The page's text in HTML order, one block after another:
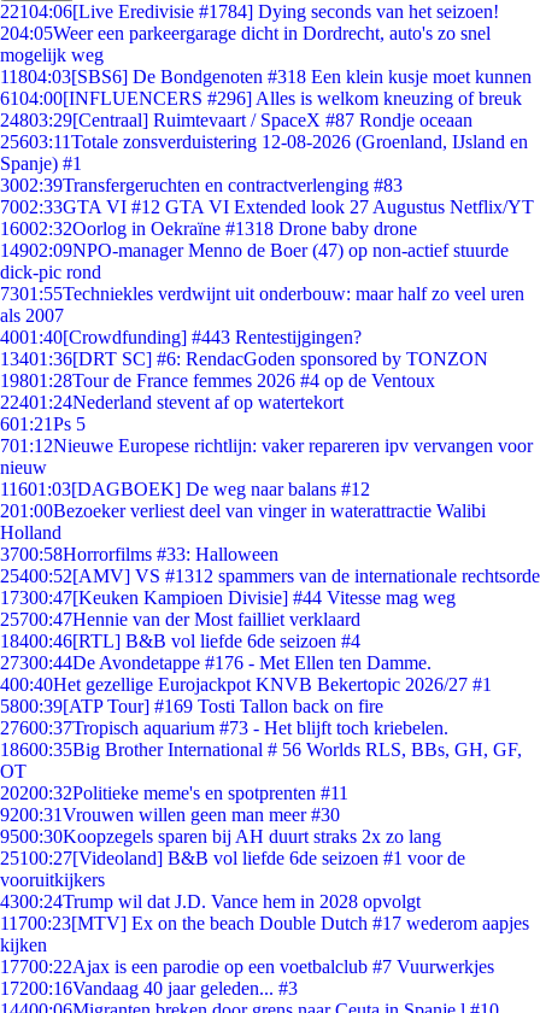
22104:06[Live Eredivisie #1784] Dying seconds van het seizoen!
204:05Weer een parkeergarage dicht in Dordrecht, auto's zo snel
mogelijk weg
11804:03[SBS6] De Bondgenoten #318 Een klein kusje moet kunnen
6104:00[INFLUENCERS #296] Alles is welkom kneuzing of breuk
24803:29[Centraal] Ruimtevaart / SpaceX #87 Rondje oceaan
25603:11Totale zonsverduistering 12-08-2026 (Groenland, IJsland en
Spanje) #1
3002:39Transfergeruchten en contractverlenging #83
7002:33GTA VI #12 GTA VI Extended look 27 Augustus Netflix/YT
16002:32Oorlog in Oekraïne #1318 Drone baby drone
14902:09NPO-manager Menno de Boer (47) op non-actief stuurde
dick-pic rond
7301:55Techniekles verdwijnt uit onderbouw: maar half zo veel uren
als 2007
4001:40[Crowdfunding] #443 Rentestijgingen?
13401:36[DRT SC] #6: RendacGoden sponsored by TONZON
19801:28Tour de France femmes 2026 #4 op de Ventoux
22401:24Nederland stevent af op watertekort
601:21Ps 5
701:12Nieuwe Europese richtlijn: vaker repareren ipv vervangen voor
nieuw
11601:03[DAGBOEK] De weg naar balans #12
201:00Bezoeker verliest deel van vinger in waterattractie Walibi
Holland
3700:58Horrorfilms #33: Halloween
25400:52[AMV] VS #1312 spammers van de internationale rechtsorde
17300:47[Keuken Kampioen Divisie] #44 Vitesse mag weg
25700:47Hennie van der Most failliet verklaard
18400:46[RTL] B&B vol liefde 6de seizoen #4
27300:44De Avondetappe #176 - Met Ellen ten Damme.
400:40Het gezellige Eurojackpot KNVB Bekertopic 2026/27 #1
5800:39[ATP Tour] #169 Tosti Tallon back on fire
27600:37Tropisch aquarium #73 - Het blijft toch kriebelen.
18600:35Big Brother International # 56 Worlds RLS, BBs, GH, GF,
OT
20200:32Politieke meme's en spotprenten #11
9200:31Vrouwen willen geen man meer #30
9500:30Koopzegels sparen bij AH duurt straks 2x zo lang
25100:27[Videoland] B&B vol liefde 6de seizoen #1 voor de
vooruitkijkers
4300:24Trump wil dat J.D. Vance hem in 2028 opvolgt
11700:23[MTV] Ex on the beach Double Dutch #17 wederom aapjes
kijken
17700:22Ajax is een parodie op een voetbalclub #7 Vuurwerkjes
17200:16Vandaag 40 jaar geleden... #3